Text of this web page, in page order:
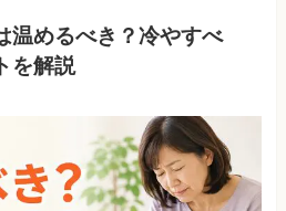
温めるべき？冷やすべ
を解説